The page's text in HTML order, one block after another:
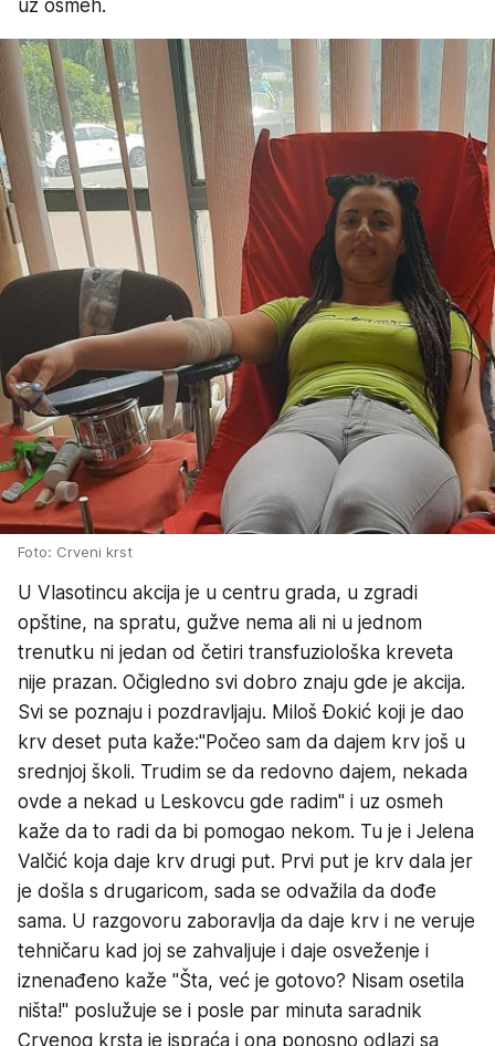
uz osmeh.
Foto: Crveni krst
U Vlasotincu akcija je u centru grada, u zgradi
opštine, na spratu, gužve nema ali ni u jednom
trenutku ni jedan od četiri transfuziološka kreveta
nije prazan. Očigledno svi dobro znaju gde je akcija.
Svi se poznaju i pozdravljaju. Miloš Đokić koji je dao
krv deset puta kaže:"Počeo sam da dajem krv još u
srednjoj školi. Trudim se da redovno dajem, nekada
ovde a nekad u Leskovcu gde radim" i uz osmeh
kaže da to radi da bi pomogao nekom. Tu je i Jelena
Valčić koja daje krv drugi put. Prvi put je krv dala jer
je došla s drugaricom, sada se odvažila da dođe
sama. U razgovoru zaboravlja da daje krv i ne veruje
tehničaru kad joj se zahvaljuje i daje osveženje i
iznenađeno kaže "Šta, već je gotovo? Nisam osetila
ništa!" poslužuje se i posle par minuta saradnik
Crvenog krsta je ispraća i ona ponosno odlazi sa